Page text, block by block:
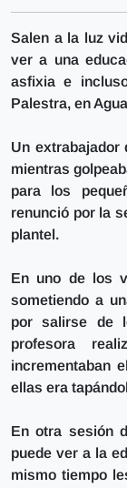
Salen a la luz
ver a una
asfixia e
Palestra, en
Un extrabajador
mientras
para los
renunció por la
plantel.
En uno de los
sometiendo a
por salirse de
profesora
incrementaban
ellas era
En otra sesión
puede ver a la
mismo tiempo